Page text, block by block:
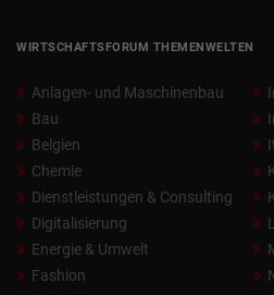
WIRTSCHAFTSFORUM THEMENWELTEN
Anlagen- und Maschinenbau
Bau
Belgien
Chemie
Dienstleistungen & Consulting
Digitalisierung
Energie & Umwelt
Fashion